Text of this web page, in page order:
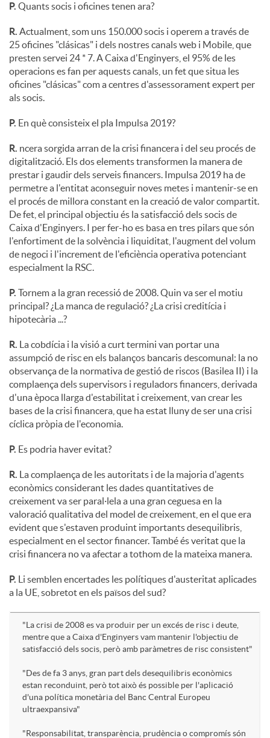
P. Quants socis i oficines tenen ara?
R. Actualment, som uns 150.000 socis i operem a través de
25 oficines "clásicas" i dels nostres canals web i Mobile, que
presten servei 24 * 7. A Caixa d'Enginyers, el 95% de les
operacions es fan per aquests canals, un fet que situa les
oficines "clásicas" com a centres d'assessorament expert per
als socis.
P. En què consisteix el pla Impulsa 2019?
R. ncera sorgida arran de la crisi financera i del seu procés de
digitalització. Els dos elements transformen la manera de
prestar i gaudir dels serveis financers. Impulsa 2019 ha de
permetre a l'entitat aconseguir noves metes i mantenir-se en
el procés de millora constant en la creació de valor compartit.
De fet, el principal objectiu és la satisfacció dels socis de
Caixa d'Enginyers. I per fer-ho es basa en tres pilars que són
l'enfortiment de la solvència i liquiditat, l'augment del volum
de negoci i l'increment de l'eficiència operativa potenciant
especialment la RSC.
P. Tornem a la gran recessió de 2008. Quin va ser el motiu
principal? ¿La manca de regulació? ¿La crisi creditícia i
hipotecària ...?
R. La cobdícia i la visió a curt termini van portar una
assumpció de risc en els balanços bancaris descomunal: la no
observança de la normativa de gestió de riscos (Basilea II) i la
complaença dels supervisors i reguladors financers, derivada
d'una època llarga d'estabilitat i creixement, van crear les
bases de la crisi financera, que ha estat lluny de ser una crisi
cíclica pròpia de l'economia.
P. Es podria haver evitat?
R. La complaença de les autoritats i de la majoria d'agents
econòmics considerant les dades quantitatives de
creixement va ser paral·lela a una gran ceguesa en la
valoració qualitativa del model de creixement, en el que era
evident que s'estaven produint importants desequilibris,
especialment en el sector financer. També és veritat que la
crisi financera no va afectar a tothom de la mateixa manera.
P. Li semblen encertades les polítiques d'austeritat aplicades
a la UE, sobretot en els països del sud?
"La crisi de 2008 es va produir per un excés de risc i deute,
mentre que a Caixa d'Enginyers vam mantenir l'objectiu de
satisfacció dels socis, però amb paràmetres de risc consistent"
"Des de fa 3 anys, gran part dels desequilibris econòmics
estan reconduint, però tot això és possible per l'aplicació
d'una política monetària del Banc Central Europeu
ultraexpansiva"
"Responsabilitat, transparència, prudència o compromís són